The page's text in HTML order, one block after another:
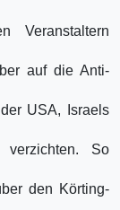
Veranstaltern
auf die Anti-
USA, Israels
So
den Körting-